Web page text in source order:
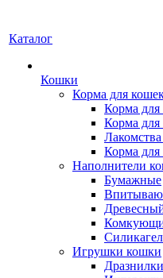
Каталог
Кошки
Корма для
Корма для
Корма
Корма
Наполнители
Бумажные
Игрушки кошки
Дразнилки